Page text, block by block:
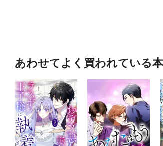
あわせてよく買われている本